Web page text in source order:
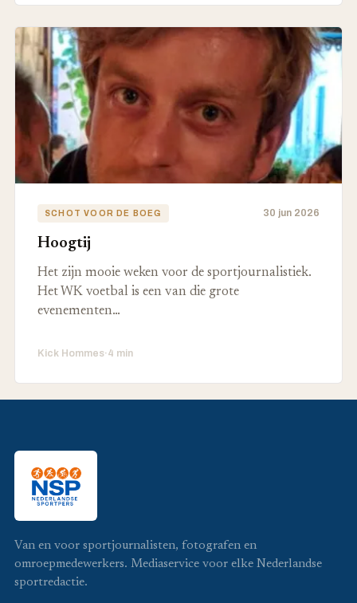
SCHOT VOOR DE BOEG 30 jun 2026
Hoogtij
Het zijn mooie weken voor de sportjournalistiek.
Het WK voetbal is een van die grote
evenementen…
Kick Hommes·4 min
Van en voor sportjournalisten, fotografen en
omroepmedewerkers. Mediaservice voor elke Nederlandse
sportredactie.